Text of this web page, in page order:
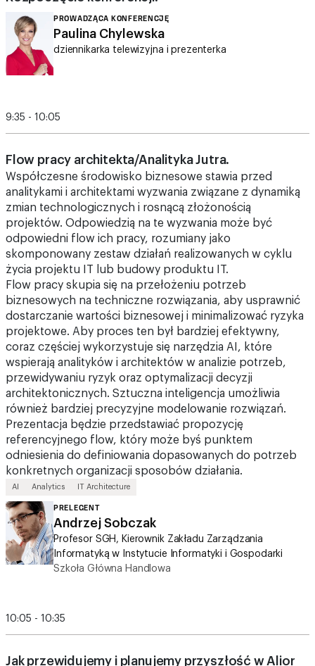
PROWADZĄCA KONFERENCJĘ
Paulina Chylewska
dziennikarka telewizyjna i prezenterka
9:35 - 10:05
Flow pracy architekta/Analityka Jutra.
Współczesne środowisko biznesowe stawia przed
analitykami i architektami wyzwania związane z dynamiką
zmian technologicznych i rosnącą złożonością
projektów. Odpowiedzią na te wyzwania może być
odpowiedni flow ich pracy, rozumiany jako
skomponowany zestaw działań realizowanych w cyklu
życia projektu IT lub budowy produktu IT.
Flow pracy skupia się na przełożeniu potrzeb
biznesowych na techniczne rozwiązania, aby usprawnić
dostarczanie wartości biznesowej i minimalizować ryzyka
projektowe. Aby proces ten był bardziej efektywny,
coraz częściej wykorzystuje się narzędzia AI, które
wspierają analityków i architektów w analizie potrzeb,
przewidywaniu ryzyk oraz optymalizacji decyzji
architektonicznych. Sztuczna inteligencja umożliwia
również bardziej precyzyjne modelowanie rozwiązań.
Prezentacja będzie przedstawiać propozycję
referencyjnego flow, który może byś punktem
odniesienia do definiowania dopasowanych do potrzeb
konkretnych organizacji sposobów działania.
AI Analytics IT Architecture
PRELEGENT
Andrzej Sobczak
Profesor SGH, Kierownik Zakładu Zarządzania
Informatyką w Instytucie Informatyki i Gospodarki
Szkoła Główna Handlowa
10:05 - 10:35
Jak przewidujemy i planujemy przyszłość w Alior